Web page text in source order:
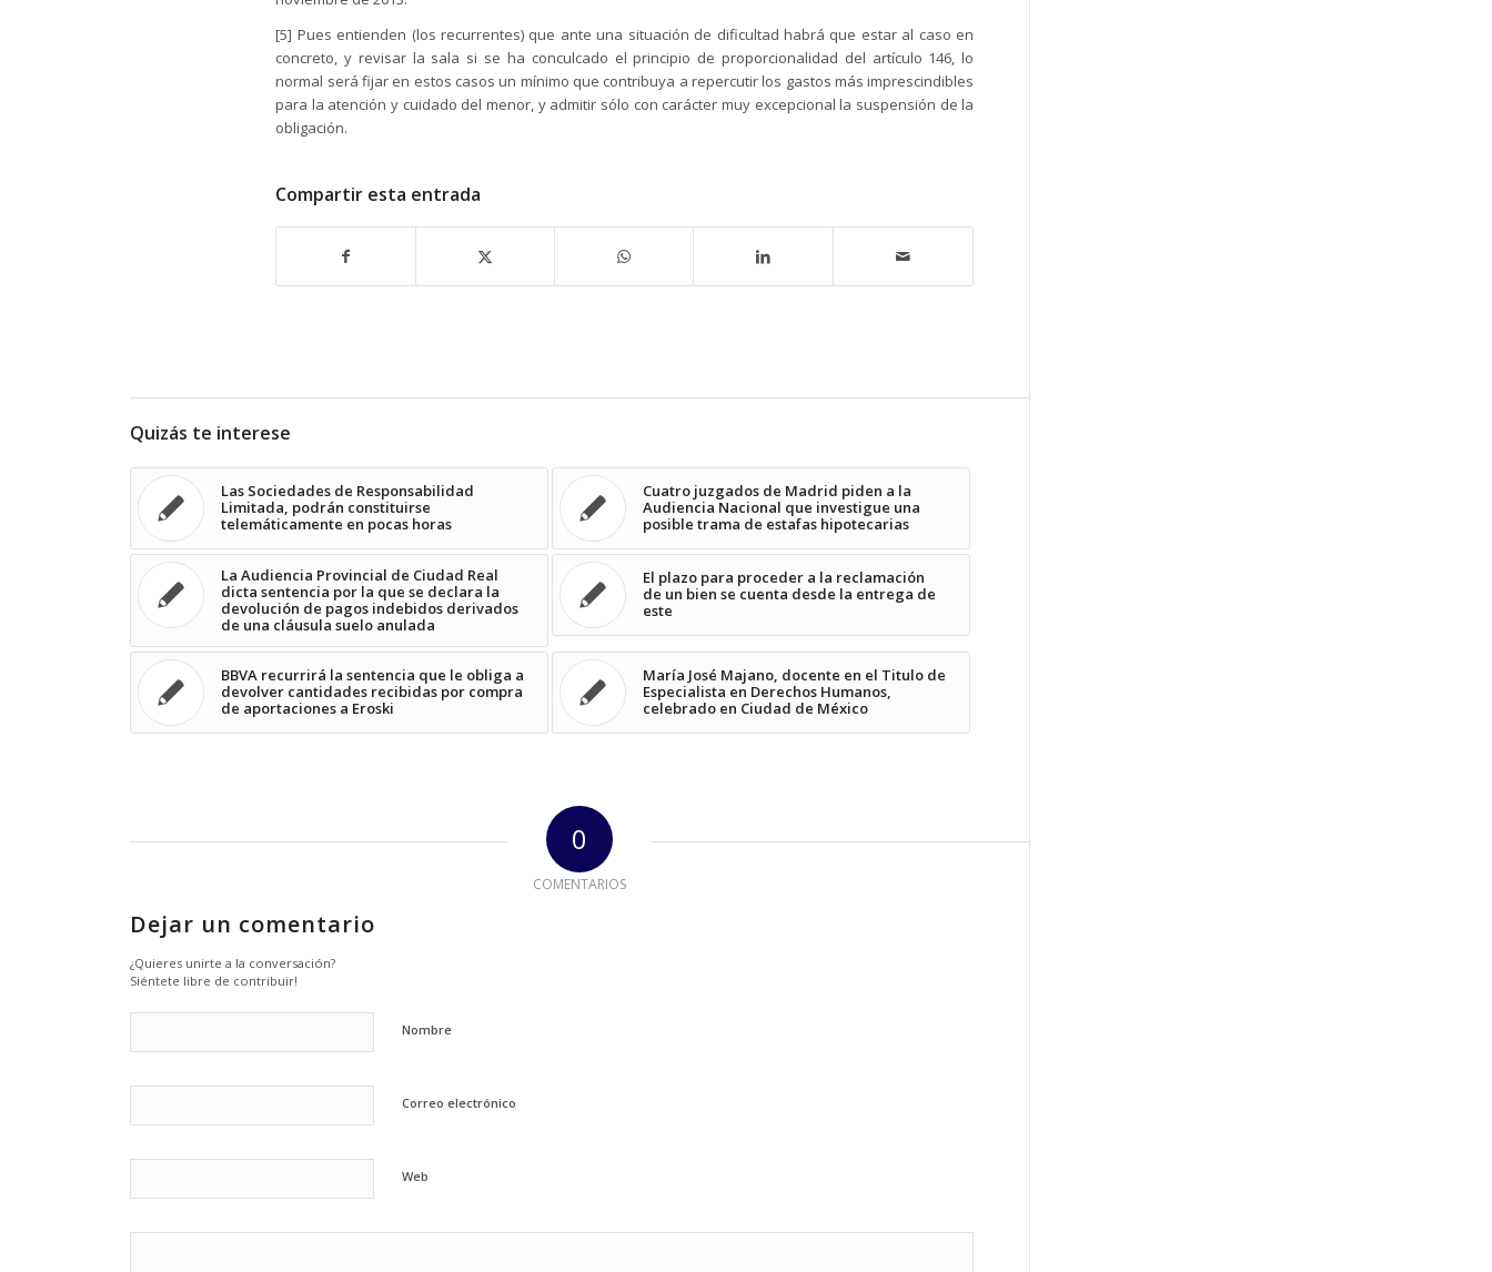
[5] Pues entienden (los recurrentes) que ante una situación de dificultad habrá que estar al caso en
concreto, y revisar la sala si se ha conculcado el principio de proporcionalidad del artículo 146, lo
normal será fijar en estos casos un mínimo que contribuya a repercutir los gastos más imprescindibles
para la atención y cuidado del menor, y admitir sólo con carácter muy excepcional la suspensión de la
obligación.
Compartir esta entrada
Quizás te interese
Las Sociedades de Responsabilidad
Limitada, podrán constituirse
telemáticamente en pocas horas
Cuatro juzgados de Madrid piden a la
Audiencia Nacional que investigue una
posible trama de estafas hipotecarias
La Audiencia Provincial de Ciudad Real
dicta sentencia por la que se declara la
devolución de pagos indebidos derivados
de una cláusula suelo anulada
El plazo para proceder a la reclamación
de un bien se cuenta desde la entrega de
este
BBVA recurrirá la sentencia que le obliga a
devolver cantidades recibidas por compra
de aportaciones a Eroski
María José Majano, docente en el Titulo de
Especialista en Derechos Humanos,
celebrado en Ciudad de México
0
COMENTARIOS
Dejar un comentario
¿Quieres unirte a la conversación?
Siéntete libre de contribuir!
Nombre
Correo electrónico
Web